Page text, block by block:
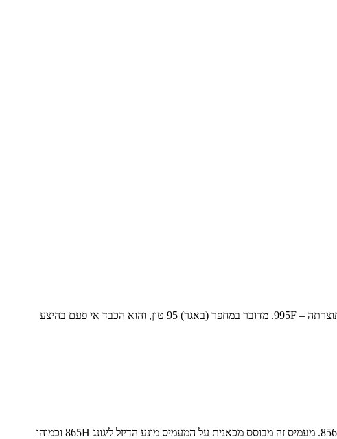
ליגונג משיקה את המחפר הגדול מתוצרתה עם משקל עבודה של 95 טון ו-608 כ"ס ליגונג (LiuGong) הסינית משיקה את המחפר הכבד החדש מתוצרתה – 995F. מדובר במחפר (באגר) 95 טון, והוא הכבד אי פעם בהיצע
ליגונג משיקה מעמיס אופני חשמלי בקטגוריית ה-20 טון. היכנסו לפרטים ליגונג (Liugong) הסיני משיק מעמיס אופני חשמלי חדש בשם 856H-E Max. מעמיס זה מבוסס מכאנית על המעמיס מונע הדיזל ליגונג 865H וכמוהו